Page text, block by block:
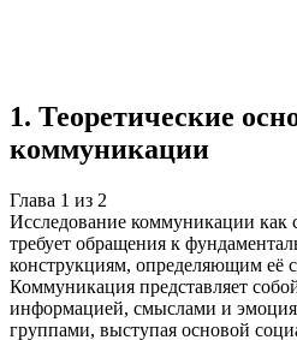
1. Теоретические
коммуникации
Глава 1 из 2
Исследование коммуникации как
требует обращения к
конструкциям, определяющим её
Коммуникация представляет
информацией, смыслами и
группами, выступая основой